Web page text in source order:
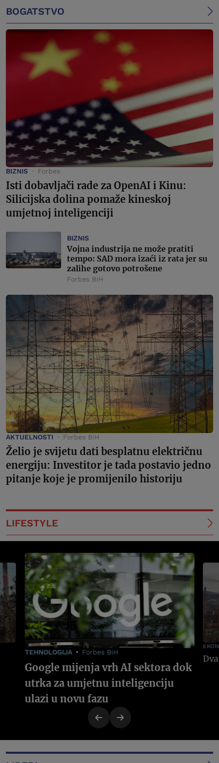
BOGATSTVO
BIZNIS Forbes
Isti dobavljači rade za OpenAI i Kinu:
Silicijska dolina pomaže kineskoj
umjetnoj inteligenciji
BIZNIS
Vojna industrija ne može pratiti
tempo: SAD mora izaći iz rata jer su
zalihe gotovo potrošene
Forbes BiH
AKTUELNOSTI Forbes BiH
Želio je svijetu dati besplatnu električnu
energiju: Investitor je tada postavio jedno
pitanje koje je promijenilo historiju
LIFESTYLE
TEHNOLOGIJA Forbes BiH
Google mijenja vrh AI sektora dok
utrka za umjetnu inteligenciju
ulazi u novu fazu